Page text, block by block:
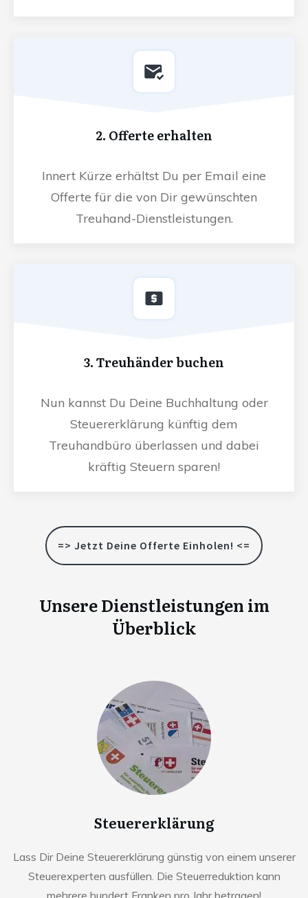
2. Offerte erhalten
Innert Kürze erhältst Du per Email eine
Offerte für die von Dir gewünschten
Treuhand-Dienstleistungen.
3. Treuhänder buchen
Nun kannst Du Deine Buchhaltung oder
Steuererklärung künftig dem
Treuhandbüro überlassen und dabei
kräftig Steuern sparen!
=> Jetzt Deine Offerte Einholen! <=
Unsere Dienstleistungen im
Überblick
Steuererklärung
Lass Dir Deine Steuererklärung günstig von einem unserer
Steuerexperten ausfüllen. Die Steuerreduktion kann
mehrere hundert Franken pro Jahr betragen!